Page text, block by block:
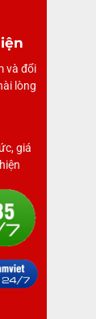
và đổi
lòng
giá